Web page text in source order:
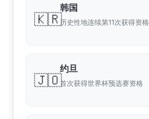
🇰🇷
韩国
历史性地连续第11次获得资格
🇯🇴
约旦
首次获得世界杯预选赛资格